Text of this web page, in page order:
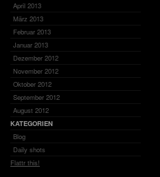
April 2013
März 2013
Februar 2013
Januar 2013
Dezember 2012
November 2012
Oktober 2012
September 2012
August 2012
KATEGORIEN
Blog
Daily shots
Flattr this!